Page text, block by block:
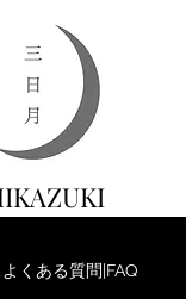
よくある質問|FAQ